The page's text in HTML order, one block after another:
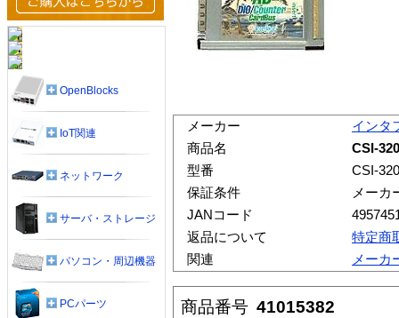
メーカー
インタ
商品名
CSI-
型番
CSI-
保証条件
メーカ
JANコード
返品について
特定商
関連
メーカ
商品番号 41015382
OpenBlocks
IoT関連
ネットワーク
サーバ・ストレージ
パソコン・周辺機器
PCパーツ